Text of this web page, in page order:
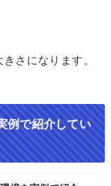
さになります。
例で紹介してい